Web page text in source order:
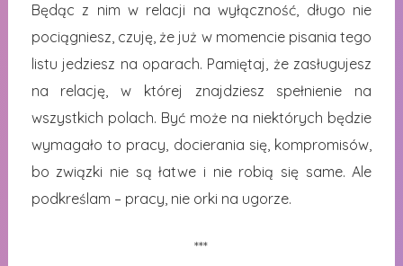
Będąc z nim w relacji na wyłączność, długo nie
pociągniesz, czuję, że już w momencie pisania tego
listu jedziesz na oparach. Pamiętaj, że zasługujesz
na relację, w której znajdziesz spełnienie na
wszystkich polach. Być może na niektórych będzie
wymagało to pracy, docierania się, kompromisów,
bo związki nie są łatwe i nie robią się same. Ale
podkreślam – pracy, nie orki na ugorze.
***